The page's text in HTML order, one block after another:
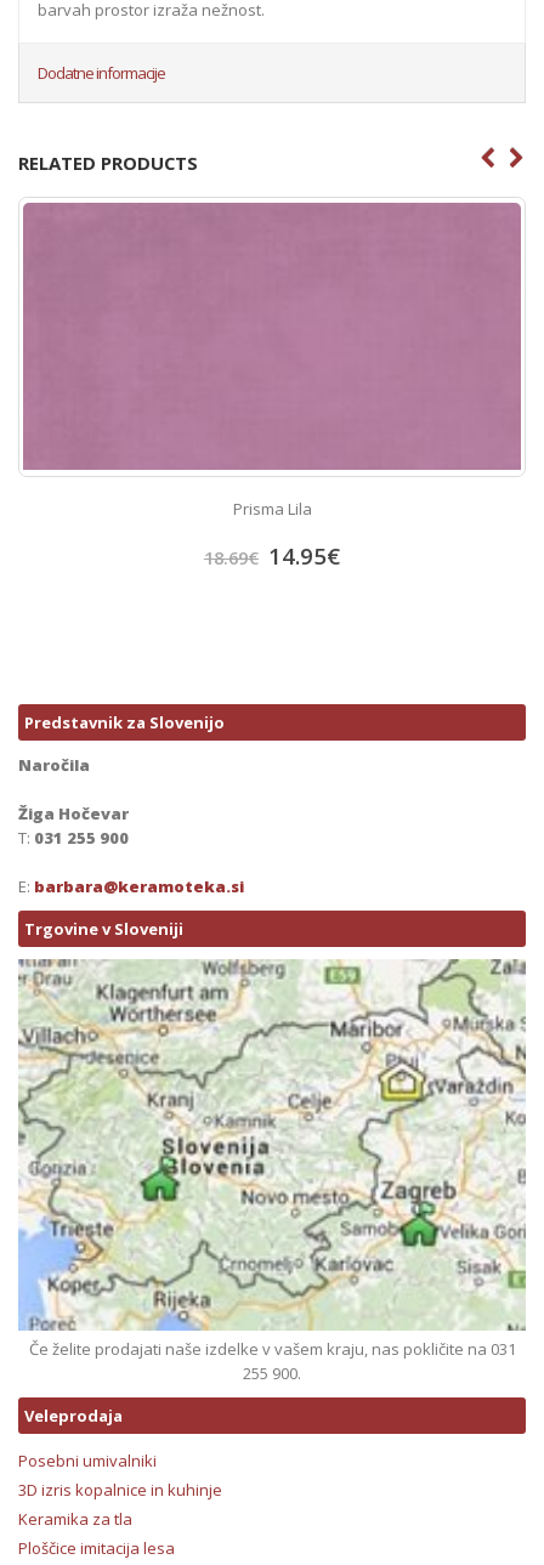
barvah prostor izraža nežnost.
Dodatne informacije
RELATED PRODUCTS
Keope Ciottolato Rosso
83.53€ 66.82€
Predstavnik za Slovenijo
Naročila
Žiga Hočevar
T: 031 255 900
E: barbara@keramoteka.si
Trgovine v Sloveniji
Če želite prodajati naše izdelke v vašem kraju, nas pokličite na 031
255 900.
Veleprodaja
Posebni umivalniki
3D izris kopalnice in kuhinje
Keramika za tla
Ploščice imitacija lesa